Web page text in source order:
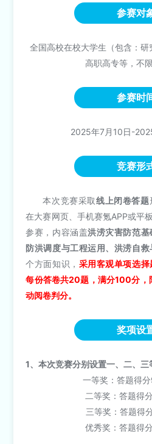
参赛对
全国高校在校大学生（包含：研
高职高专等，不
参赛时
2025年7月10日-
竞赛形
本次竞赛采取线上闭卷答题
在大赛网页、手机赛氪APP或平
参赛，内容涵盖洪涝灾害防范基
防洪调度与工程运用、洪涝自
个方面知识， 采用客观单项选择
每份答卷共20题，满分100分，
动阅卷判分。
奖项设
1、本次竞赛分别设置一、二、三
一等奖：答题得
二等奖：答题得
三等奖：答题得
优秀奖：答题得